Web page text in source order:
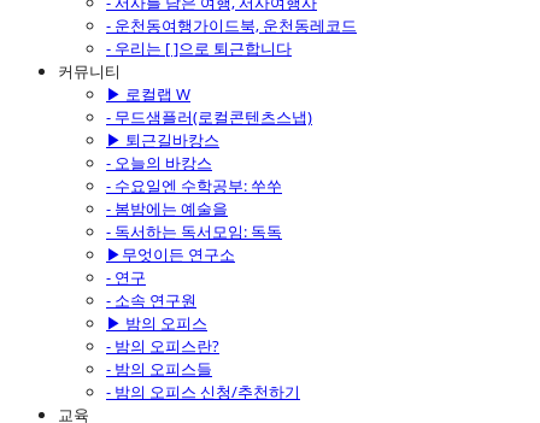
- 운천동여행가이드북, 운천동레코드
- 우리는 [ ]으로 퇴근합니다
커뮤니티
▶ 로컬랩 W
- 무드샘플러(로컬콘텐츠스냅)
▶ 퇴근길바캉스
- 오늘의 바캉스
- 수요일엔 수학공부: 쑤쑤
- 봄밤에는 예술을
- 독서하는 독서모임: 독독
▶무엇이든 연구소
- 연구
- 소속 연구원
▶ 밤의 오피스
- 밤의 오피스란?
- 밤의 오피스들
- 밤의 오피스 신청/추천하기
교육